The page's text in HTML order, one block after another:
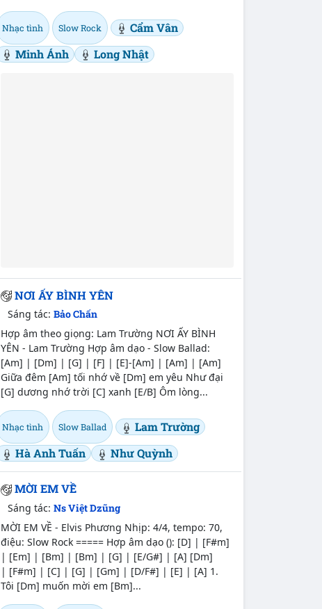
Nhạc tình Slow Rock
Cẩm Vân
Minh Ánh
Long Nhật
NƠI ẤY BÌNH YÊN
Sáng tác:Bảo Chấn
Hợp âm theo giọng: Lam Trường NƠI ẤY BÌNH
YÊN - Lam Trường Hợp âm dạo - Slow Ballad:
[Am] | [Dm] | [G] | [F] | [E]-[Am] | [Am] | [Am]
Giữa đêm [Am] tối nhớ về [Dm] em yêu Như đại
[G] dương nhớ trời [C] xanh [E/B] Ôm lòng...
Nhạc tình Slow Ballad
Lam Trường
Hà Anh Tuấn
Như Quỳnh
MỜI EM VỀ
Sáng tác:Ns Việt Dzũng
MỜI EM VỀ - Elvis Phương Nhịp: 4/4, tempo: 70,
điệu: Slow Rock ===== Hợp âm dạo (): [D] | [F#m]
| [Em] | [Bm] | [Bm] | [G] | [E/G#] | [A] [Dm]
| [F#m] | [C] | [G] | [Gm] | [D/F#] | [E] | [A] 1.
Tôi [Dm] muốn mời em [Bm]...